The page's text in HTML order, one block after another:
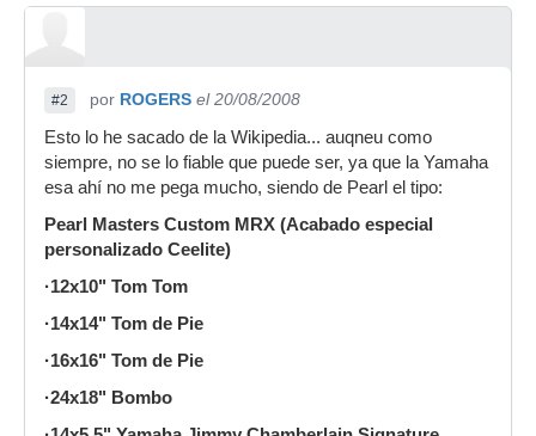
#2 por ROGERS el 20/08/2008
Esto lo he sacado de la Wikipedia... auqneu como
siempre, no se lo fiable que puede ser, ya que la Yamaha
esa ahí no me pega mucho, siendo de Pearl el tipo:
Pearl Masters Custom MRX (Acabado especial
personalizado Ceelite)
·12x10" Tom Tom
·14x14" Tom de Pie
·16x16" Tom de Pie
·24x18" Bombo